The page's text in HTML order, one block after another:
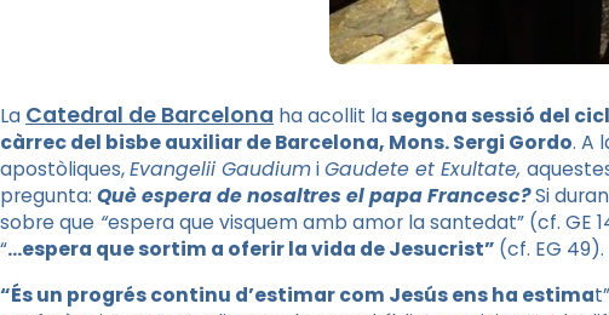
La Catedral de Barcelona ha acollit lasegona sessió del
càrrec del bisbe auxiliar de Barcelona, Mons. Sergi Gordo. A
apostòliques,Evangelii GaudiumiGaudete et Exultate,
pregunta: Què espera de nosaltres el papa Francesc?Si
sobre que “espera que visquem amb amor la santedat” (cf. GE
“…espera que sortim a oferir la vida de Jesucrist” (cf. EG 49).
“És un progrés continu d’estimar com Jesús ens ha estima